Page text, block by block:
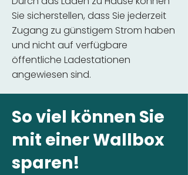
Sie sicherstellen, dass Sie jederzeit
Zugang zu günstigem Strom haben
und nicht auf verfügbare
öffentliche Ladestationen
angewiesen sind.
So viel können Sie
mit einer Wallbox
sparen!